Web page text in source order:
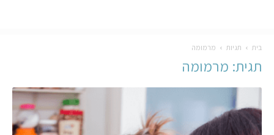
בית תגיות מרמומה
תגית: מרמומה